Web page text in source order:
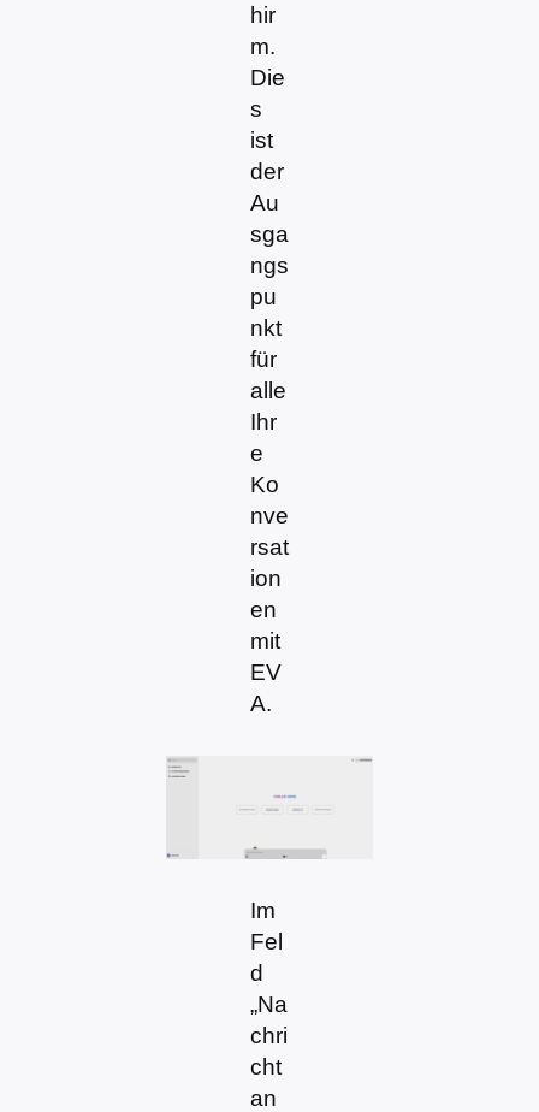
hir
m.
Die
s
ist
der
Au
sga
ngs
pu
nkt
für
alle
Ihr
e
Ko
nve
rsat
ion
en
mit
EV
A.
Im
Fel
d
„Na
chri
cht
an